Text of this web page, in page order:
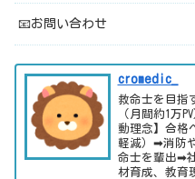
📧お問い合わせ
cromedic_
救命士を目指
（月間約1万
動理念】合格
軽減）➡消防
命士を輩出➡
材育成、教育